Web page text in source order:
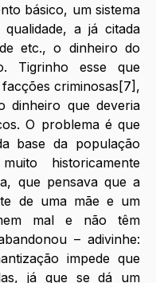
básico, um sistema
a já citada
etc., o dinheiro do
Tigrinho esse que
criminosas[7],
dinheiro que deveria
O problema é que
base da população
historicamente
que pensava que a
de uma mãe e um
mal e não têm
– adivinhe:
impede que
já que se dá um